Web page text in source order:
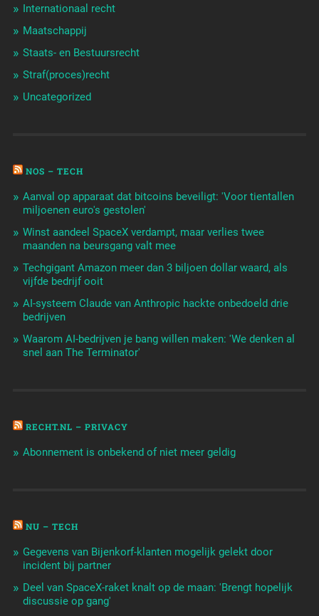
Internationaal recht
Maatschappij
Staats- en Bestuursrecht
Straf(proces)recht
Uncategorized
NOS – TECH
Aanval op apparaat dat bitcoins beveiligt: 'Voor tientallen
miljoenen euro's gestolen'
Winst aandeel SpaceX verdampt, maar verlies twee
maanden na beursgang valt mee
Techgigant Amazon meer dan 3 biljoen dollar waard, als
vijfde bedrijf ooit
AI-systeem Claude van Anthropic hackte onbedoeld drie
bedrijven
Waarom AI-bedrijven je bang willen maken: 'We denken al
snel aan The Terminator'
RECHT.NL – PRIVACY
Abonnement is onbekend of niet meer geldig
NU – TECH
Gegevens van Bijenkorf-klanten mogelijk gelekt door
incident bij partner
Deel van SpaceX-raket knalt op de maan: 'Brengt hopelijk
discussie op gang'